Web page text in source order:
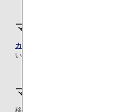
マイル積算方法
カード別ポイント・プログラム
い。
マイル積算日
移行申請後、マイル移行が確認され